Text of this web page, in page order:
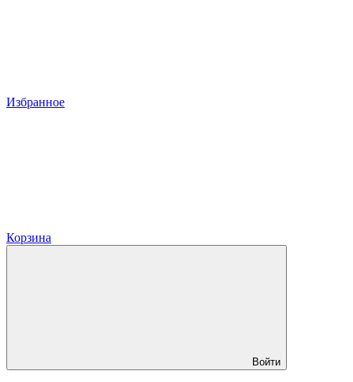
Избранное
Корзина
Войти